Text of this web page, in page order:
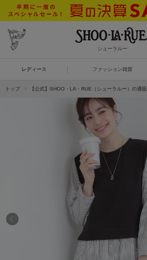
シューラルー
レディース ファッション雑貨
トップ 【公式】SHOO・LA・RUE（シューラルー）の通販